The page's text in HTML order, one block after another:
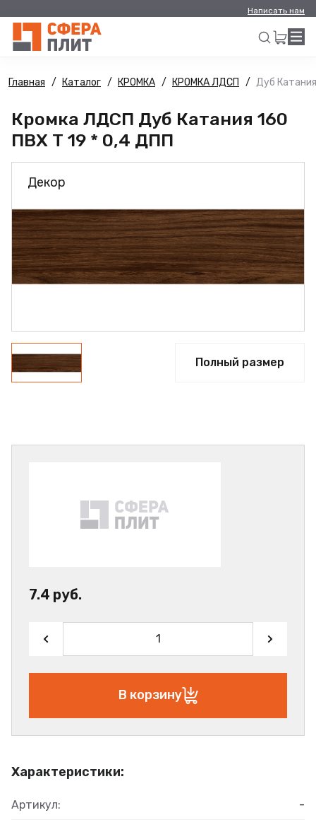
Написать нам
Искать
Главная Каталог КРОМКА КРОМКА ЛДСП Дуб
Кромка ЛДСП Дуб Катания 160
ПВХ Т 19 * 0,4 ДПП
Декор
Полный размер
Характеристики:
Артикул: -
7.4 руб.
В корзину